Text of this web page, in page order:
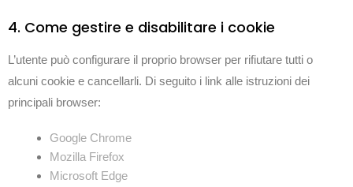
4. Come gestire e disabilitare i cookie
L’utente può configurare il proprio browser per rifiutare tutti o
alcuni cookie e cancellarli. Di seguito i link alle istruzioni dei
principali browser:
Google Chrome
Mozilla Firefox
Microsoft Edge